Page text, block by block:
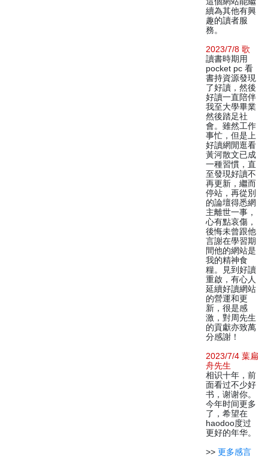
續為其他有興
趣的讀者服
務。
2023/7/8 歌
讀書時期用
pocket pc 看
書持資源發現
了好讀，然後
好讀一直陪伴
我至大學畢業
然後踏足社
會。雖然工作
事忙，但是上
好讀網閒逛看
黃河散文已成
一種習慣，直
至發現好讀不
再更新，繼而
停站，再從別
的論壇得悉網
主離世一事，
心有點哀傷，
後悔未曾跟他
言謝在學習期
間他的網站是
我的精神食
糧。見到好讀
重啟，有心人
延續好讀網站
的營運和更
新，很是感
激，對周先生
的貢獻亦致萬
分感謝！
2023/7/4 葉扁
舟先生
相识十年，前
面看过不少好
书，谢谢你。
今年时间更多
了，希望在
haodoo度过
更好的年华。
>> 更多感言